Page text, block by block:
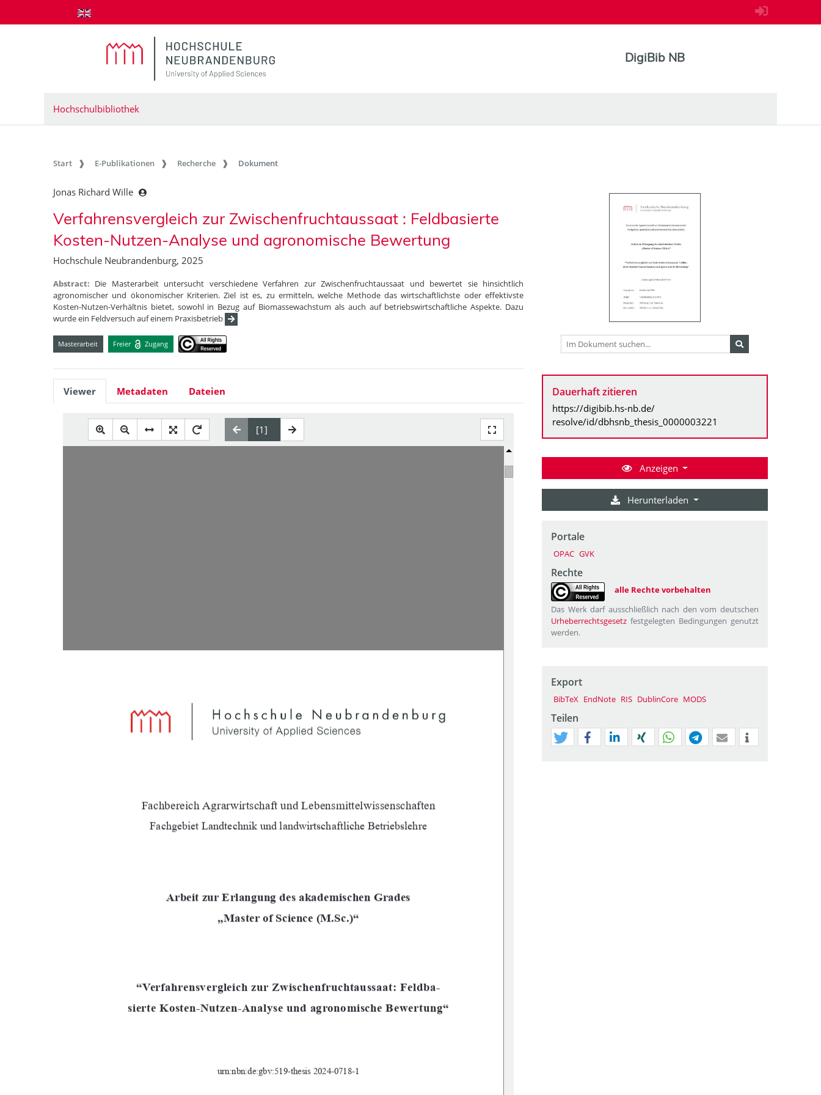
zum Inhalt springen
DigiBib NB
Hochschulbibliothek
Start E-Publikationen Recherche Dokument
Jonas Richard Wille
Verfahrensvergleich zur Zwischenfruchtaussaat : Feldbasierte
Kosten-Nutzen-Analyse und agronomische Bewertung
Hochschule Neubrandenburg, 2025
Abstract: Die Masterarbeit untersucht verschiedene Verfahren zur Zwischenfruchtaussaat und bewertet sie hinsichtlich
agronomischer und ökonomischer Kriterien. Ziel ist es, zu ermitteln, welche Methode das wirtschaftlichste oder effektivste
Kosten-Nutzen-Verhältnis bietet, sowohl in Bezug auf Biomassewachstum als auch auf betriebswirtschaftliche Aspekte. Dazu
wurde ein Feldversuch auf einem Praxisbetrieb
Masterarbeit Freier Zugang
Viewer Metadaten Dateien
Fachbereich Agrarwirtschaft und Lebensmittelwissenschaften
Fachgebiet Landtechnik und landwirtschaftliche Betriebslehre
Arbeit zur Erlangung des akademischen Grades
„Master of Science (M.Sc.)“
“Verfahrensvergleich zur Zwischenfruchtaussaat: Feldba-
sierte Kosten-Nutzen-Analyse und agronomische Bewertung“
urn:nbn:de:gbv:519-thesis 2024-0718-1
Dauerhaft zitieren
https://digibib.hs-nb.de/
resolve/id/dbhsnb_thesis_0000003221
Anzeigen
Herunterladen
Portale
OPAC GVK
Rechte
alle Rechte vorbehalten
Das Werk darf ausschließlich nach den vom deutschen
Urheberrechtsgesetz festgelegten Bedingungen genutzt
werden.
Export
BibTeX EndNote RIS DublinCore MODS
Teilen